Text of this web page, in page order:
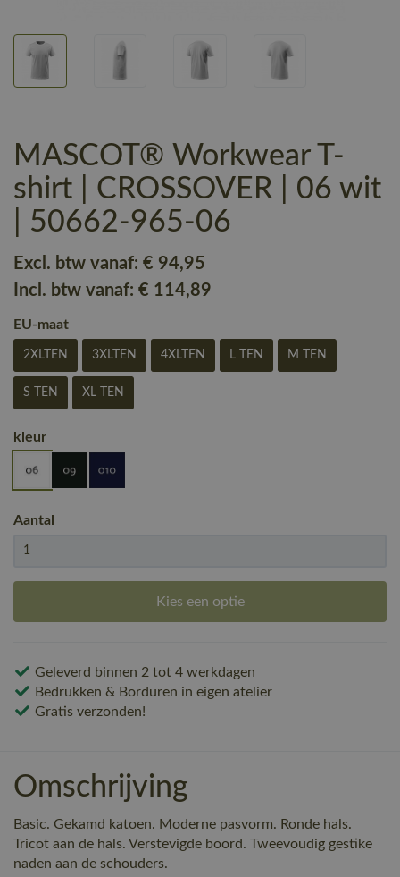
MASCOT® Workwear T-
shirt | CROSSOVER | 06 wit
| 50662-965-06
Excl. btw vanaf: € 94,95
Incl. btw vanaf: € 114,89
EU-maat
2XLTEN 3XLTEN 4XLTEN L TEN M TEN
S TEN XL TEN
kleur
Aantal
Kies een optie
Geleverd binnen 2 tot 4 werkdagen
Bedrukken & Borduren in eigen atelier
Gratis verzonden!
Omschrijving
Basic. Gekamd katoen. Moderne pasvorm. Ronde hals.
Tricot aan de hals. Verstevigde boord. Tweevoudig gestike
naden aan de schouders.